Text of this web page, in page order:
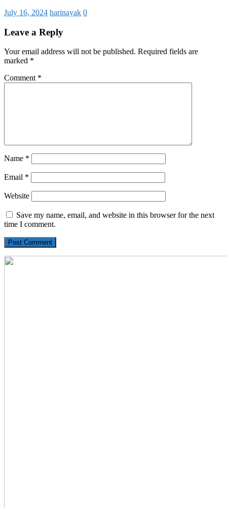
July 16, 2024 harinayak 0
Leave a Reply
Your email address will not be published. Required fields are
marked *
Comment *
Name *
Email *
Website
Save my name, email, and website in this browser for the next
time I comment.